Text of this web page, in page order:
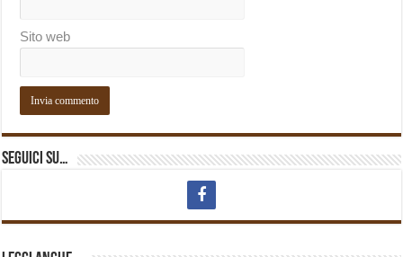
Sito web
Seguici su…